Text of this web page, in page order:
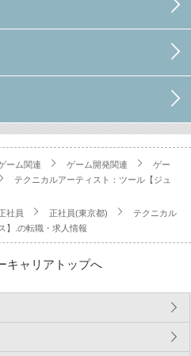
ーム関連 ゲーム開発関連
ゲー
テクニカルアーティスト：ツール【ジュ
社員 正社員(東京都)
テクニカル
】.の転職・求人情報
キャリアトップへ